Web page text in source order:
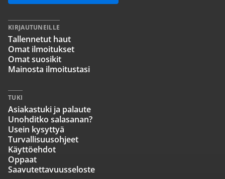
KIRJAUTUNEILLE
Tallennetut haut
Omat ilmoitukset
Omat suosikit
Mainosta ilmoitustasi
TUKI
Asiakastuki ja palaute
Unohditko salasanan?
Usein kysyttyä
Turvallisuusohjeet
Käyttöehdot
Oppaat
Saavutettavuusseloste